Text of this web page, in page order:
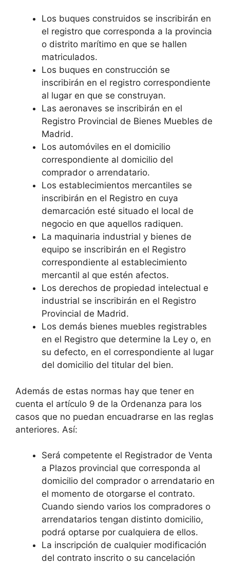
Los buques construidos se inscribirán en
el registro que corresponda a la provincia
o distrito marítimo en que se hallen
matriculados.
Los buques en construcción se
inscribirán en el registro correspondiente
al lugar en que se construyan.
Las aeronaves se inscribirán en el
Registro Provincial de Bienes Muebles de
Madrid.
Los automóviles en el domicilio
correspondiente al domicilio del
comprador o arrendatario.
Los establecimientos mercantiles se
inscribirán en el Registro en cuya
demarcación esté situado el local de
negocio en que aquellos radiquen.
La maquinaria industrial y bienes de
equipo se inscribirán en el Registro
correspondiente al establecimiento
mercantil al que estén afectos.
Los derechos de propiedad intelectual e
industrial se inscribirán en el Registro
Provincial de Madrid.
Los demás bienes muebles registrables
en el Registro que determine la Ley o, en
su defecto, en el correspondiente al lugar
del domicilio del titular del bien.
Además de estas normas hay que tener en
cuenta el artículo 9 de la Ordenanza para los
casos que no puedan encuadrarse en las reglas
anteriores. Así:
Será competente el Registrador de Venta
a Plazos provincial que corresponda al
domicilio del comprador o arrendatario en
el momento de otorgarse el contrato.
Cuando siendo varios los compradores o
arrendatarios tengan distinto domicilio,
podrá optarse por cualquiera de ellos.
La inscripción de cualquier modificación
del contrato inscrito o su cancelación